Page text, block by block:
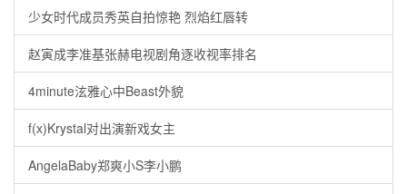
少女时代成员秀英自拍惊艳 烈焰红唇转
赵寅成李准基张赫电视剧角逐收视率排名
4minute泫雅心中Beast外貌
f(x)Krystal对出演新戏女主
AngelaBaby郑爽小S李小鹏